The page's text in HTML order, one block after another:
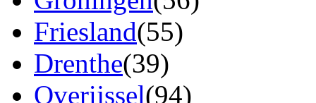
Friesland(55)
Drenthe(39)
Overijssel(94)